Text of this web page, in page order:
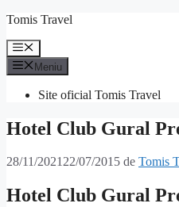
Sari
conținut
Tomis Travel
Meniu
Meniu
Site oficial Tomis Travel
Hotel Club Gural
28/11/202122/07/2015 de Tomis
Hotel Club Gural